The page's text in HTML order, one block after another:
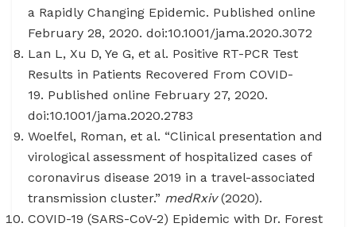
a Rapidly Changing Epidemic. Published online
February 28, 2020. doi:10.1001/jama.2020.3072
Lan L, Xu D, Ye G, et al. Positive RT-PCR Test
Results in Patients Recovered From COVID-
19. Published online February 27, 2020.
doi:10.1001/jama.2020.2783
Woelfel, Roman, et al. “Clinical presentation and
virological assessment of hospitalized cases of
coronavirus disease 2019 in a travel-associated
transmission cluster.” medRxiv(2020).
COVID-19 (SARS-CoV-2) Epidemic with Dr. Forest